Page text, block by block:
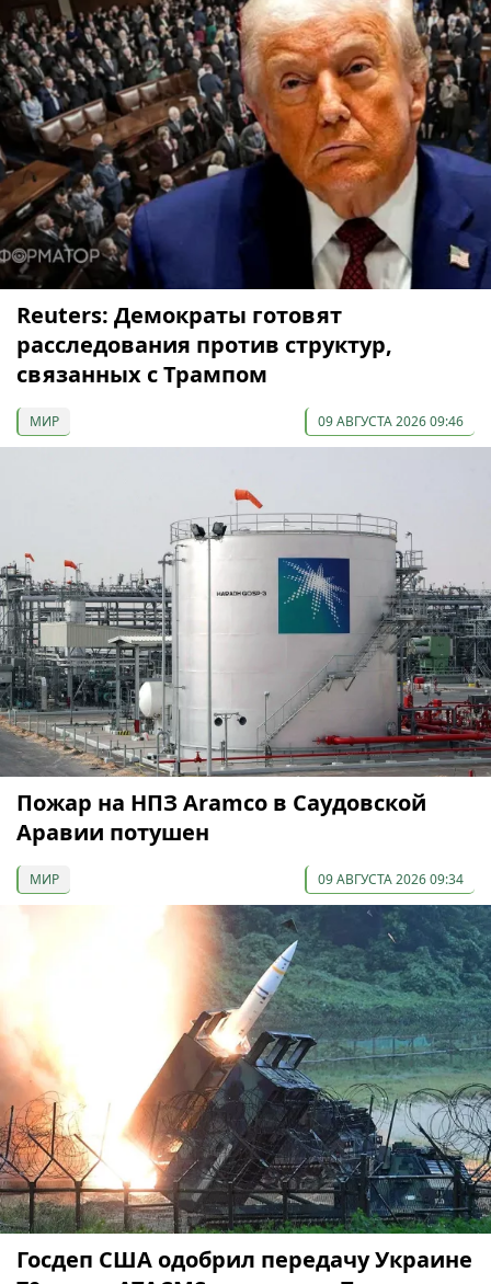
Reuters: Демократы готовят
расследования против структур,
связанных с Трампом
МИР 09 АВГУСТА 2026 09:46
Пожар на НПЗ Aramco в Саудовской
Аравии потушен
МИР 09 АВГУСТА 2026 09:34
Госдеп США одобрил передачу Украине